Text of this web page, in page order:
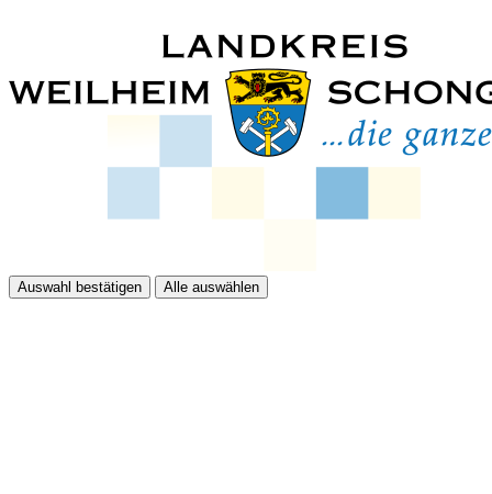
Auswahl bestätigen Alle auswählen